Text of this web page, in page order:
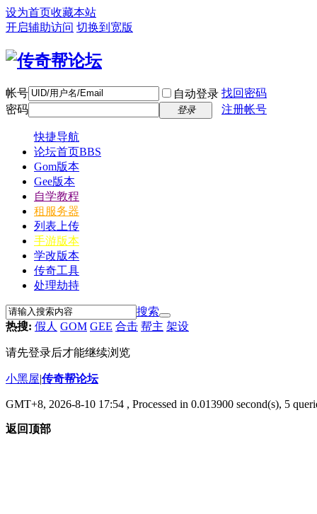
设为首页收藏本站
开启辅助访问 切换到宽版
帐号 自动登录 找回密码
密码
登录 注册帐号
快捷导航
论坛首页BBS
Gom版本
Gee版本
自学教程
租服务器
列表上传
手游版本
学改版本
传奇工具
处理劫持
搜索
热搜: 假人 GOM GEE 合击 帮主 架设
请先登录后才能继续浏览
小黑屋|传奇帮论坛
GMT+8, 2026-8-10 17:54 , Processed in 0.013900 second(s), 5
返回顶部